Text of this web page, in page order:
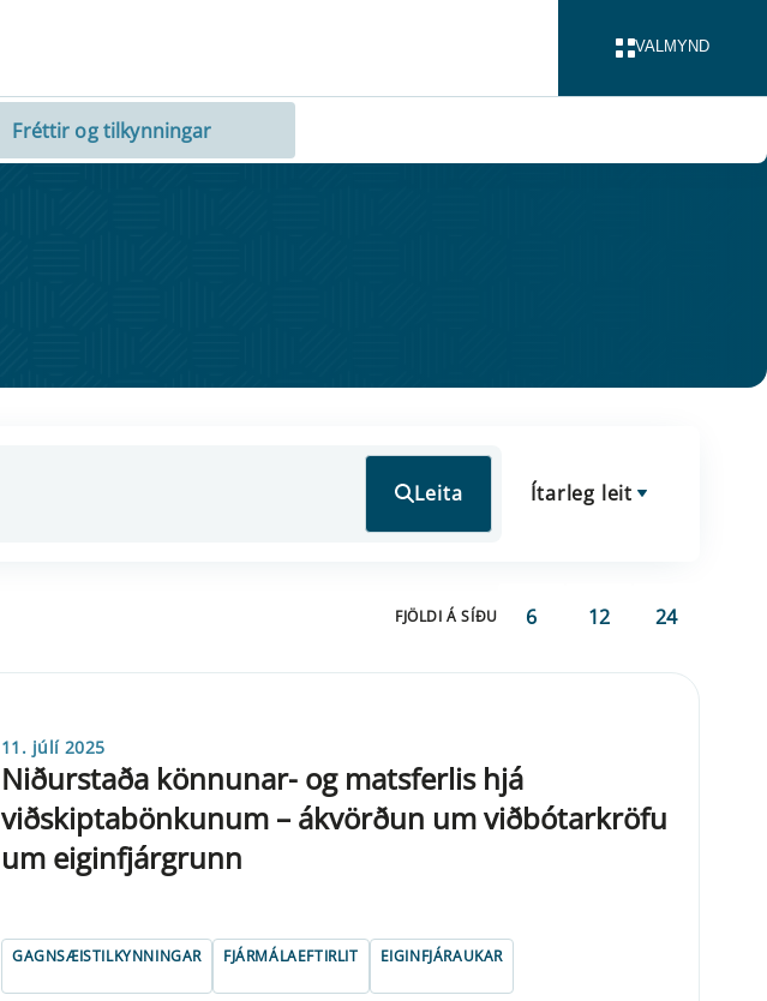
VALMYND
Fréttir og tilkynningar
Leita Ítarleg leit
FJÖLDI Á SÍÐU 6 12 24
11. júlí 2025
Niðurstaða könnunar- og matsferlis hjá
viðskiptabönkunum – ákvörðun um viðbótarkröfu
um eiginfjárgrunn
GAGNSÆISTILKYNNINGAR FJÁRMÁLAEFTIRLIT EIGINFJÁRAUKAR